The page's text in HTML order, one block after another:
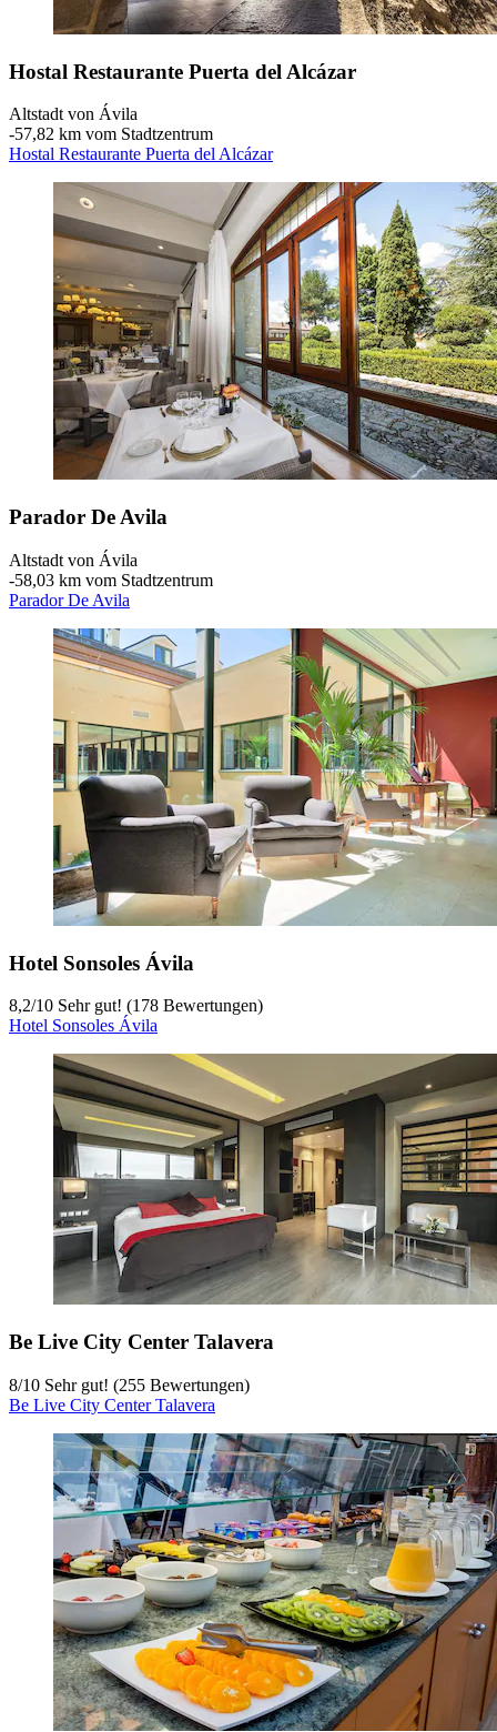
Hostal Restaurante Puerta del Alcázar
Altstadt von Ávila
‐57,82 km vom Stadtzentrum
Hostal Restaurante Puerta del Alcázar
Parador De Avila
Altstadt von Ávila
‐58,03 km vom Stadtzentrum
Parador De Avila
Hotel Sonsoles Ávila
8,2/10 Sehr gut! (178 Bewertungen)
Hotel Sonsoles Ávila
Be Live City Center Talavera
8/10 Sehr gut! (255 Bewertungen)
Be Live City Center Talavera